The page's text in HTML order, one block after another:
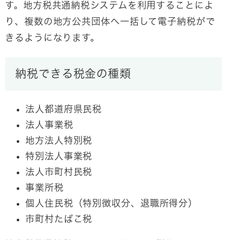
す。地方税共通納税システムを利用することによ
り、複数の地方公共団体へ一括して電子納税がで
きるようになります。
納税できる税金の種類
法人都道府県民税
法人事業税
地方法人特別税
特別法人事業税
法人市町村民税
事業所税
個人住民税（特別徴収分、退職所得分）
市町村たばこ税